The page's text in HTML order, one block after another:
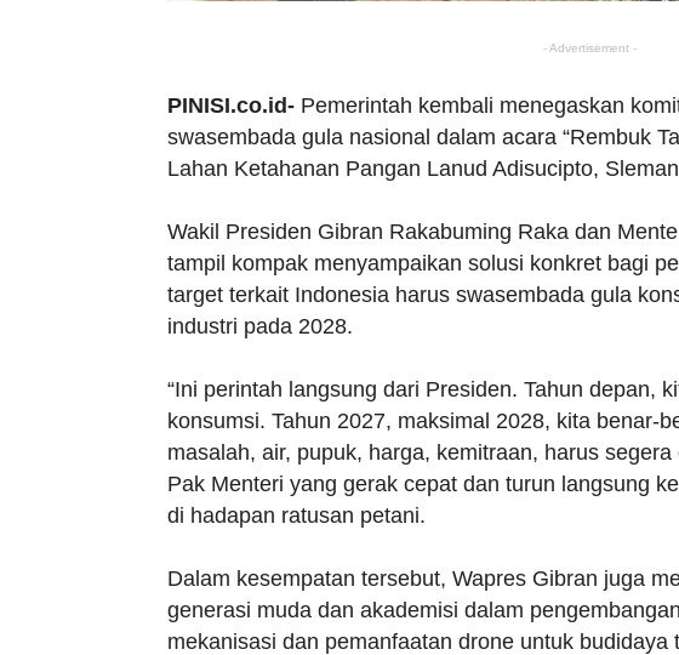
- Advertisement -
PINISI.co.id- Pemerintah kembali menegaskan
swasembada gula nasional dalam acara “Rembuk
Lahan Ketahanan Pangan Lanud Adisucipto,
Wakil Presiden Gibran Rakabuming Raka dan
tampil kompak menyampaikan solusi konkret bagi
target terkait Indonesia harus swasembada gula
industri pada 2028.
“Ini perintah langsung dari Presiden. Tahun depan,
konsumsi. Tahun 2027, maksimal 2028, kita benar-
masalah, air, pupuk, harga, kemitraan, harus
Pak Menteri yang gerak cepat dan turun langsung
di hadapan ratusan petani.
Dalam kesempatan tersebut, Wapres Gibran juga
generasi muda dan akademisi dalam
mekanisasi dan pemanfaatan drone untuk budidaya